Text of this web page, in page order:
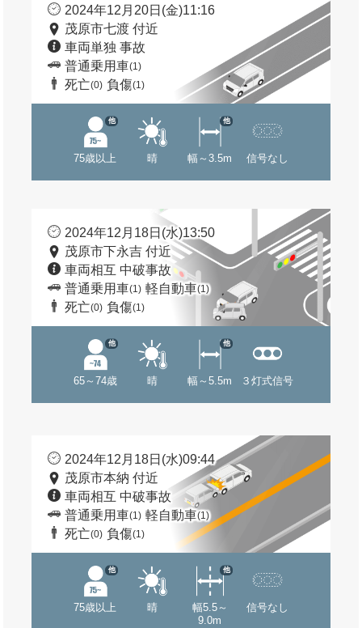
2024年12月20日(金)11:16
茂原市七渡 付近
車両単独 事故
普通乗用車(1)
死亡(0) 負傷(1)
75歳以上
他
晴 幅～3.5m
他
信号なし
2024年12月18日(水)13:50
茂原市下永吉 付近
車両相互 中破事故
普通乗用車(1) 軽自動車(1)
死亡(0) 負傷(1)
65～74歳
他
晴 幅～5.5m
他
３灯式信号
2024年12月18日(水)09:44
茂原市本納 付近
車両相互 中破事故
普通乗用車(1) 軽自動車(1)
死亡(0) 負傷(1)
75歳以上
他
晴
幅5.5～
9.0m
他
信号なし